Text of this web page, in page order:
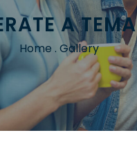
A TEMA
Home . Gallery